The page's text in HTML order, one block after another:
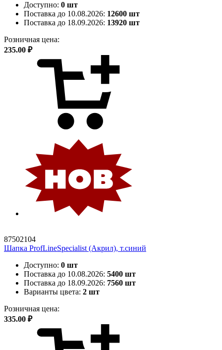
Доступно: 0 шт
Поставка до 10.08.2026: 12600 шт
Поставка до 18.09.2026: 13920 шт
Розничная цена:
235.00 ₽
87502104
Шапка ProfLineSpecialist (Акрил), т.синий
Доступно: 0 шт
Поставка до 10.08.2026: 5400 шт
Поставка до 18.09.2026: 7560 шт
Варианты цвета: 2 шт
Розничная цена:
335.00 ₽